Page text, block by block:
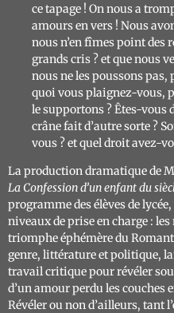
ce tapage ! On nous a
amours en vers ! Nous
nous n’en fîmes point des
grands cris ? et que nous
nous ne les poussons pas,
quoi vous plaignez-vous,
le supportons ? Êtes-vous
crâne fait d’autre sorte ?
vous ? et quel droit avez-
La production dramatique de
La Confession d’un enfant du
programme des élèves de
niveaux de prise en charge :
triomphe éphémère du
genre, littérature et politique,
travail critique pour révéler
d’un amour perdu les couches
Révéler ou non d’ailleurs, tant